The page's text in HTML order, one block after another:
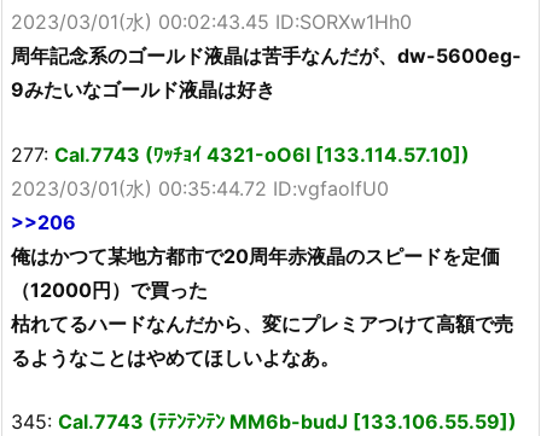
2023/03/01(水) 00:02:43.45 ID:SORXw1Hh0
周年記念系のゴールド液晶は苦手なんだが、dw-5600eg-
9みたいなゴールド液晶は好き
277: Cal.7743 (ﾜｯﾁｮｲ 4321-oO6l [133.114.57.10])
2023/03/01(水) 00:35:44.72 ID:vgfaolfU0
>>206
俺はかつて某地方都市で20周年赤液晶のスピードを定価
（12000円）で買った
枯れてるハードなんだから、変にプレミアつけて高額で売
るようなことはやめてほしいよなあ。
345: Cal.7743 (ﾃﾃﾝﾃﾝﾃﾝ MM6b-budJ [133.106.55.59])